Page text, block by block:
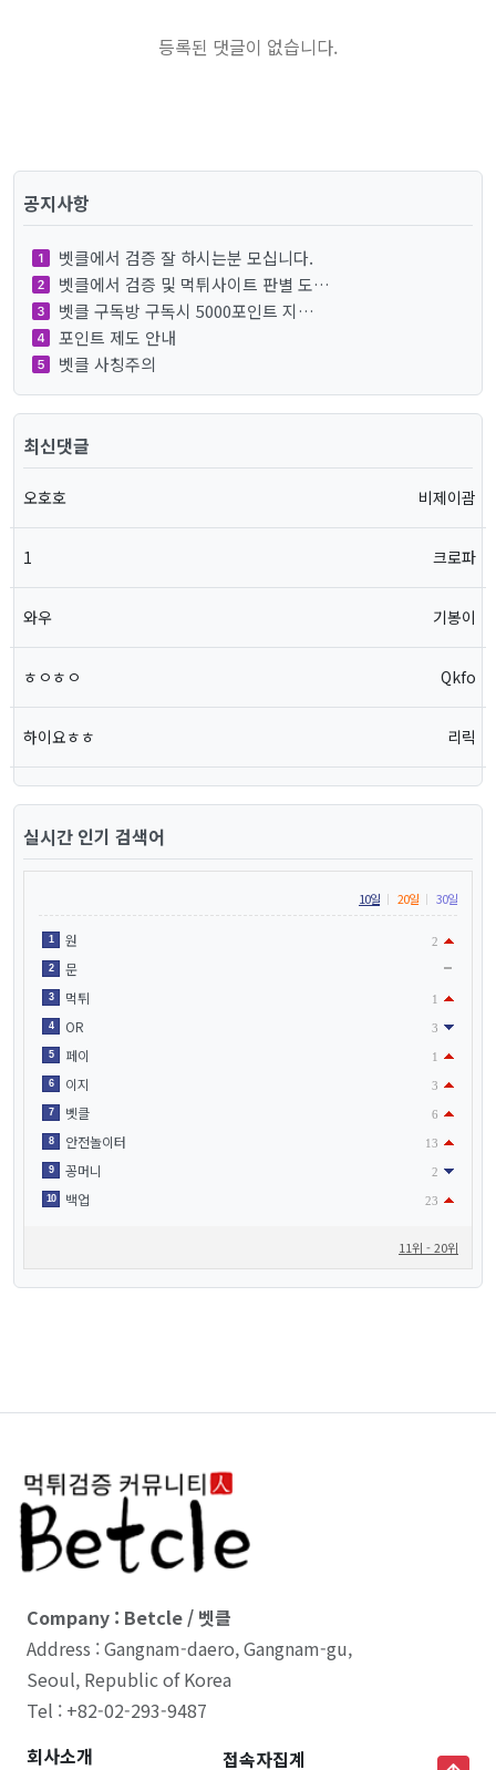
등록된 댓글이 없습니다.
공지사항
벳클에서 검증 잘 하시는분 모십니다.
벳클에서 검증 및 먹튀사이트 판별 도…
벳클 구독방 구독시 5000포인트 지…
포인트 제도 안내
벳클 사칭주의
최신댓글
오호호 비제이괌
1 크로파
와우 기봉이
ㅎㅇㅎㅇ Qkfo
하이요ㅎㅎ 리릭
실시간 인기 검색어
10일 20일 30일
1 원 2
2 문
3 먹튀 1
4 OR 3
5 페이 1
6 이지 3
7 벳클 6
8 안전놀이터 13
9 꽁머니 2
10 백업 23
11위 - 20위
Company : Betcle / 벳클
Address : Gangnam-daero, Gangnam-gu,
Seoul, Republic of Korea
Tel : +82-02-293-9487
회사소개
접속자집계